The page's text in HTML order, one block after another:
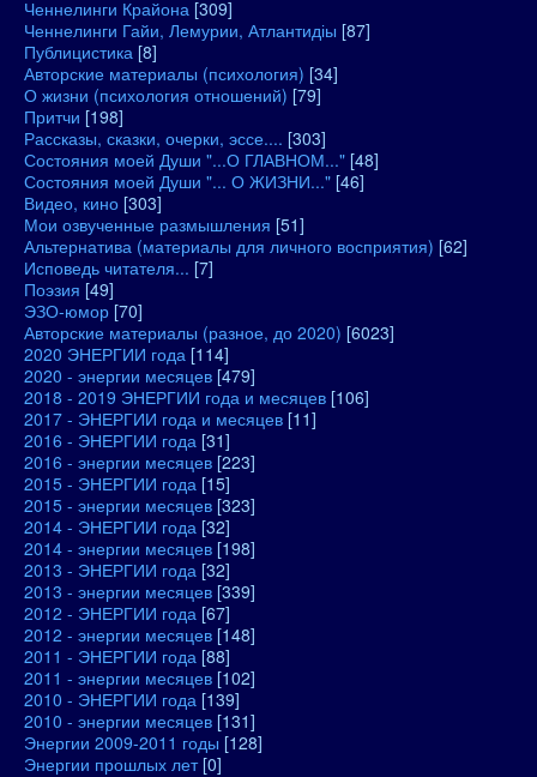
Ченнелинги Крайона [309]
Ченнелинги Гайи, Лемурии, Атлантидіы [87]
Публицистика [8]
Авторские материалы (психология) [34]
О жизни (психология отношений) [79]
Притчи [198]
Рассказы, сказки, очерки, эссе.... [303]
Состояния моей Души "...О ГЛАВНОМ..." [48]
Состояния моей Души "... О ЖИЗНИ..." [46]
Видео, кино [303]
Мои озвученные размышления [51]
Альтернатива (материалы для личного восприятия) [62]
Исповедь читателя... [7]
Поэзия [49]
ЭЗО-юмор [70]
Авторские материалы (разное, до 2020) [6023]
2020 ЭНЕРГИИ года [114]
2020 - энергии месяцев [479]
2018 - 2019 ЭНЕРГИИ года и месяцев [106]
2017 - ЭНЕРГИИ года и месяцев [11]
2016 - ЭНЕРГИИ года [31]
2016 - энергии месяцев [223]
2015 - ЭНЕРГИИ года [15]
2015 - энергии месяцев [323]
2014 - ЭНЕРГИИ года [32]
2014 - энергии месяцев [198]
2013 - ЭНЕРГИИ года [32]
2013 - энергии месяцев [339]
2012 - ЭНЕРГИИ года [67]
2012 - энергии месяцев [148]
2011 - ЭНЕРГИИ года [88]
2011 - энергии месяцев [102]
2010 - ЭНЕРГИИ года [139]
2010 - энергии месяцев [131]
Энергии 2009-2011 годы [128]
Энергии прошлых лет [0]